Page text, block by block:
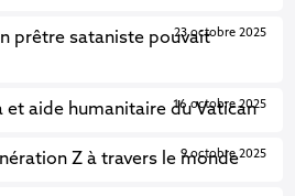
prêtre sataniste pouvait23 octobre 2025
et aide humanitaire du Vatican
16 octobre 2025
Z à travers le monde
9 octobre 2025